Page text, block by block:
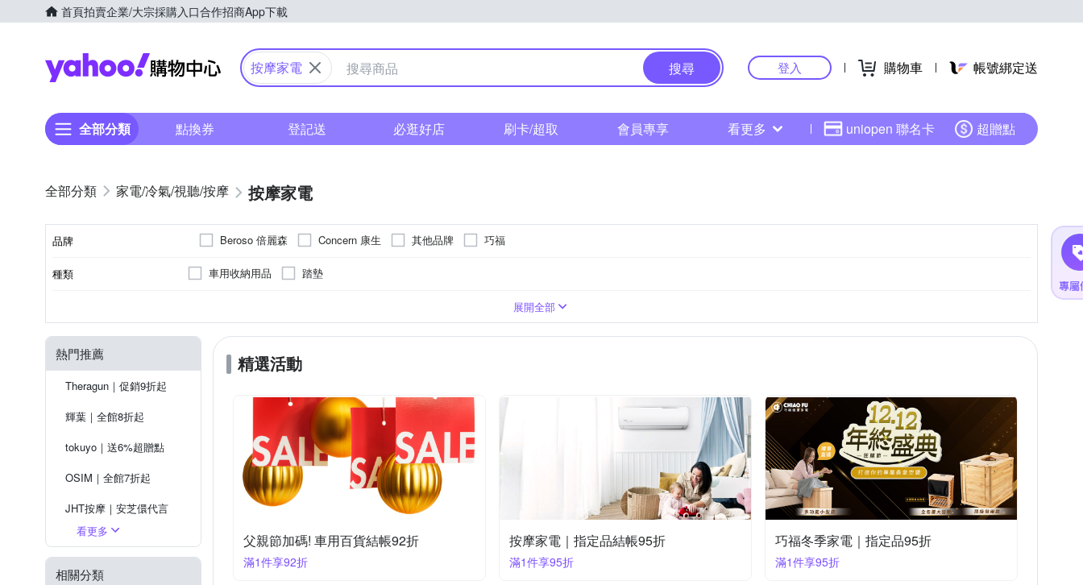
首頁拍賣企業/大宗採購入口合作招商App下載
Yahoo購物中心
按摩家電 搜尋 登入 購物車 帳號綁定送
全部分類 點換券 登記送 必逛好店 刷卡/超取 會員專享 看更多 uniopen 聯名卡 超贈點
家電/冷氣/視聽/按摩 按摩家電
品牌 Beroso 倍麗森 Concern 康生 其他品牌 巧福
種類 車用收納用品 踏墊
背部
展開全部
熱門推薦
Theragun｜促銷9折起
輝葉｜全館8折起
tokuyo｜送6%超贈點
OSIM｜全館7折起
JHT按摩｜安芝儇代言
喬山｜超值優惠
健身大師｜下殺8折起
看更多
相關分類
精選活動
父親節加碼! 車用百貨結帳92折
滿1件享92折
按摩家電｜指定品結帳95折
滿1件享95折
巧福冬季家電｜指定品95折
滿1件享95折